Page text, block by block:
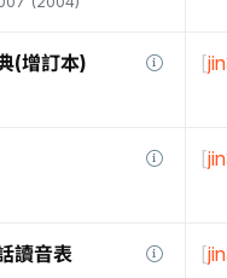
(增訂本) [
[
讀音表 [